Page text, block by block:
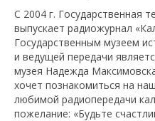
С 2004 г. Государственная
выпускает радиожурнал
Государственным музеем
и ведущей передачи
музея Надежда
хочет познакомиться на
любимой радиопередачи
пожелание: «Будьте